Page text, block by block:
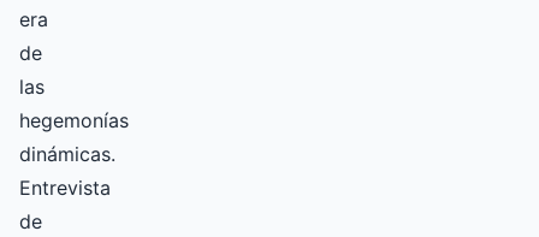
era
de
las
hegemonías
dinámicas.
Entrevista
de